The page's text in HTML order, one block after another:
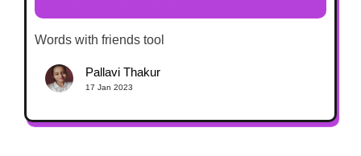
Words with friends tool
Pallavi Thakur
17 Jan 2023